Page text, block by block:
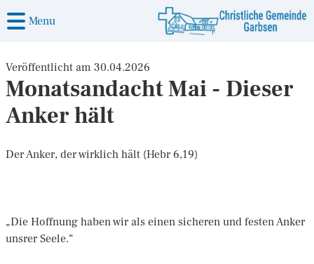
Menu
Veröffentlicht am 30.04.2026
Monatsandacht Mai - Dieser
Anker hält
Der Anker, der wirklich hält (Hebr 6,19)
„Die Hoffnung haben wir als einen sicheren und festen Anker
unsrer Seele.“